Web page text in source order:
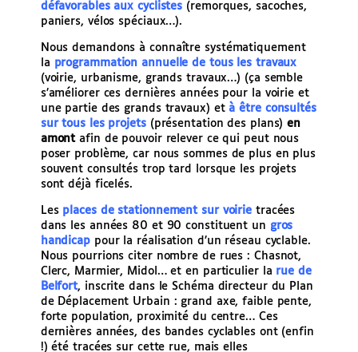
défavorables aux cyclistes (remorques, sacoches,
paniers, vélos spéciaux…).
Nous demandons à connaître systématiquement
la programmation annuelle de tous les travaux
(voirie, urbanisme, grands travaux…) (ça semble
s’améliorer ces dernières années pour la voirie et
une partie des grands travaux) et à être consultés
sur tous les projets(présentation des plans)en
amontafin de pouvoir relever ce qui peut nous
poser problème, car nous sommes de plus en plus
souvent consultés trop tard lorsque les projets
sont déjà ficelés.
Les places de stationnement sur voirie tracées
dans les années 80 et 90 constituent un gros
handicap pour la réalisation d’un réseau cyclable.
Nous pourrions citer nombre de rues : Chasnot,
Clerc, Marmier, Midol… et en particulier la rue de
Belfort, inscrite dans le Schéma directeur du Plan
de Déplacement Urbain : grand axe, faible pente,
forte population, proximité du centre… Ces
dernières années, des bandes cyclables ont (enfin
!) été tracées sur cette rue, mais elles